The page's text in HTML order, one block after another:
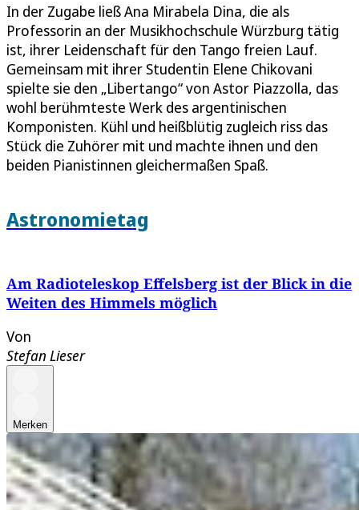
In der Zugabe ließ Ana Mirabela Dina, die als
Professorin an der Musikhochschule Würzburg tätig
ist, ihrer Leidenschaft für den Tango freien Lauf.
Gemeinsam mit ihrer Studentin Elene Chikovani
spielte sie den „Libertango“ von Astor Piazzolla, das
wohl berühmteste Werk des argentinischen
Komponisten. Kühl und heißblütig zugleich riss das
Stück die Zuhörer mit und machte ihnen und den
beiden Pianistinnen gleichermaßen Spaß.
Astronomietag
Am Radioteleskop Effelsberg ist der Blick in die
Weiten des Himmels möglich
Von
Stefan Lieser
Merken